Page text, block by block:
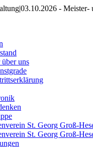
|03.10.2026 - Meister-
uns